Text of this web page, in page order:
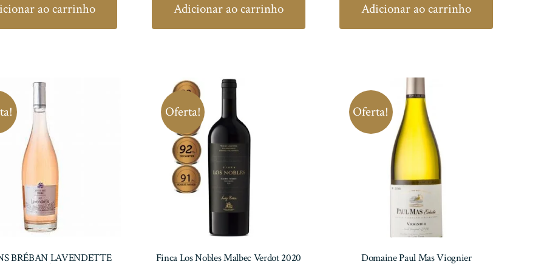
era:
R$ 312,00.
é:
R$ 249,60.
ao carrinho
era:
R$ 119,90.
é:
R$ 77,00.
Adicionar ao carrinho
era:
R$ 514,00.
é:
R$ 462,60.
Adicionar ao carrinho
BRÉBAN LAVENDETTE
Oferta!
Finca Los Nobles Malbec Verdot 2020
Oferta!
Domaine Paul Mas Viognier